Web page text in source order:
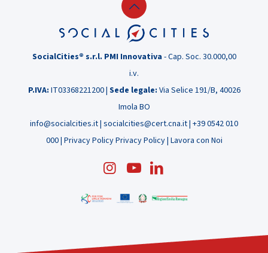
startup:
Climby
ci
racconta
esperienza
SocialCities® s.r.l. PMI Innovativa - Cap. Soc. 30.000,00
i.v.
P.IVA: IT03368221200 | Sede legale: Via Selice 191/B, 40026
Imola BO
info@socialcities.it| socialcities@cert.cna.it| +39 0542 010
000| Privacy PolicyPrivacy Policy| Lavora con Noi